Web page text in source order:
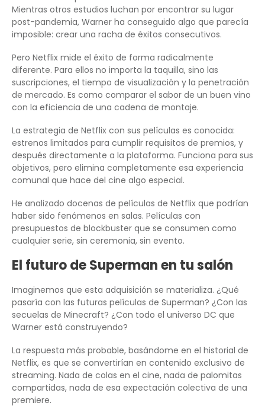
Mientras otros estudios luchan por encontrar su lugar
post-pandemia, Warner ha conseguido algo que parecía
imposible: crear una racha de éxitos consecutivos.
Pero Netflix mide el éxito de forma radicalmente
diferente. Para ellos no importa la taquilla, sino las
suscripciones, el tiempo de visualización y la penetración
de mercado. Es como comparar el sabor de un buen vino
con la eficiencia de una cadena de montaje.
La estrategia de Netflix con sus películas es conocida:
estrenos limitados para cumplir requisitos de premios, y
después directamente a la plataforma. Funciona para sus
objetivos, pero elimina completamente esa experiencia
comunal que hace del cine algo especial.
He analizado docenas de películas de Netflix que podrían
haber sido fenómenos en salas. Películas con
presupuestos de blockbuster que se consumen como
cualquier serie, sin ceremonia, sin evento.
El futuro de Superman en tu salón
Imaginemos que esta adquisición se materializa. ¿Qué
pasaría con las futuras películas de Superman? ¿Con las
secuelas de Minecraft? ¿Con todo el universo DC que
Warner está construyendo?
La respuesta más probable, basándome en el historial de
Netflix, es que se convertirían en contenido exclusivo de
streaming. Nada de colas en el cine, nada de palomitas
compartidas, nada de esa expectación colectiva de una
premiere.